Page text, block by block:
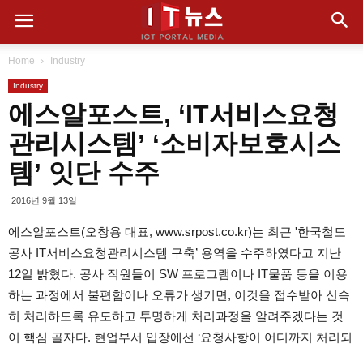
Home Industry
Industry
에스알포스트, ‘IT서비스요청
관리시스템’ ‘소비자보호시스
템’ 잇단 수주
2016년 9월 13일
에스알포스트(오창용 대표, www.srpost.co.kr)는 최근 '한국철도
공사 IT서비스요청관리시스템 구축’ 용역을 수주하였다고 지난
12일 밝혔다. 공사 직원들이 SW 프로그램이나 IT물품 등을 이용
하는 과정에서 불편함이나 오류가 생기면, 이것을 접수받아 신속
히 처리하도록 유도하고 투명하게 처리과정을 알려주겠다는 것
이 핵심 골자다. 현업부서 입장에선 ‘요청사항이 어디까지 처리되